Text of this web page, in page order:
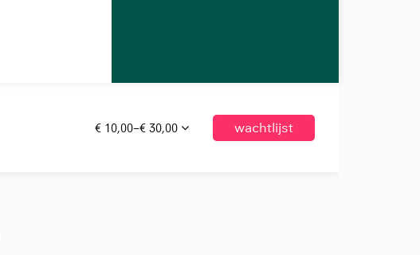
€ 10,00–€ 30,00 wachtlijst